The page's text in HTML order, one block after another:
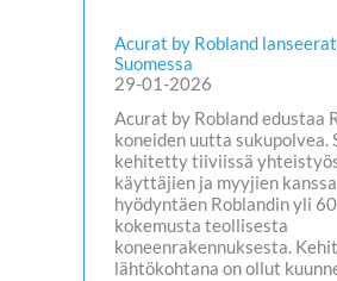
Acurat by Robland
Suomessa
29-01-2026
Acurat by Robland edustaa
koneiden uutta sukupolvea.
kehitetty tiiviissä
käyttäjien ja myyjien
hyödyntäen Roblandin yli
kokemusta teollisesta
koneenrakennuksesta.
lähtökohtana on ollut